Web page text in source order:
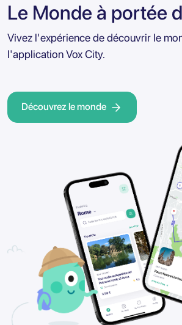
Le Monde à portée
Vivez l'expérience de découvrir le
l'application Vox City.
Découvrez le monde